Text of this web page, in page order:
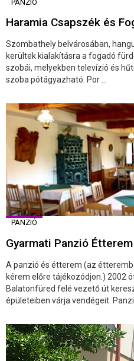
PANZIÓ
Haramia Csapszék és
Szombathely belvárosában,
kerültek kialakításra a fogadó
szobái, melyekben televízió és
szoba pótágyazható. Por ...
PANZIÓ
Gyarmati Panzió
A panzió és étterem (az
kérem előre tájékozódjon.) 2002
Balatonfüred felé vezető út
épületeiben várja vendégeit.